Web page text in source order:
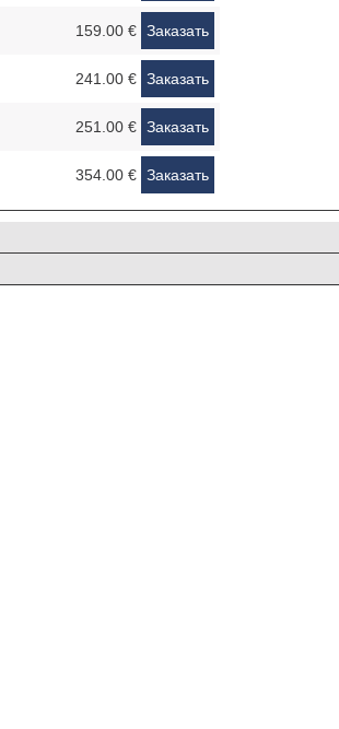
159.00 € Заказать
241.00 € Заказать
251.00 € Заказать
354.00 € Заказать